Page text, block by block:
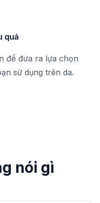
quả
để đưa ra lựa chọn
sử dụng trên da.
nói gì